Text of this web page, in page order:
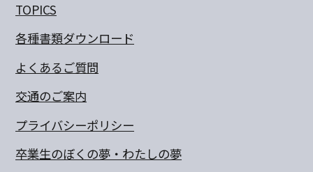
TOPICS
各種書類ダウンロード
よくあるご質問
交通のご案内
プライバシーポリシー
卒業生のぼくの夢・わたしの夢